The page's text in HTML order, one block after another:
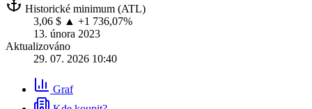
Historické minimum (ATL)
3,06 $ ▲ +1 736,07%
13. února 2023
Aktualizováno
29. 07. 2026 10:40
Graf